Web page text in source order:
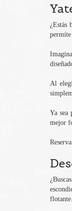
¿Estás
Al
Ya sea
mejor
flotante.